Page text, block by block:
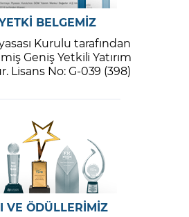
BELGEMİZ
Kurulu tarafından
Geniş Yetkili Yatırım
Lisans No: G-039 (398)
VE ÖDÜLLERİMİZ